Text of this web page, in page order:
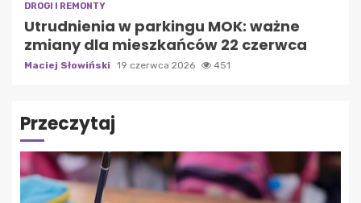
DROGI I REMONTY
Utrudnienia w parkingu MOK: ważne
zmiany dla mieszkańców 22 czerwca
Maciej Słowiński 19 czerwca 2026 451
Przeczytaj